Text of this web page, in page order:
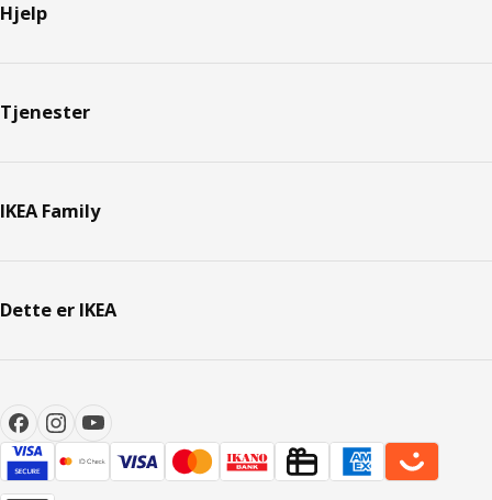
Hjelp
Tjenester
IKEA Family
Dette er IKEA